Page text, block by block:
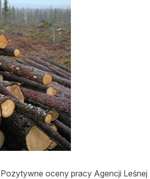
oceny pracy Agencji Leśnej